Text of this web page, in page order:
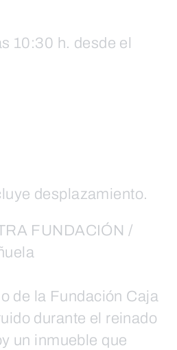
10:30 h. desde el
desplazamiento.
FUNDACIÓN /
de la Fundación Caja
durante el reinado
un inmueble que